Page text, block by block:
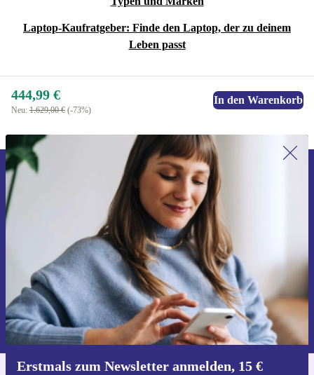
Laptop-Kaufratgeber: Finde den Laptop, der zu deinem
Leben passt
444,99 €
Neu: 1.629,00 € (-73%)
In den Warenkorb
Erstmals zum Newsletter anmelden, 15 €
Erstmals zum Newsletter anmelden,
15 € sparen!
Verpasse kein Angebot mehr.
Gutschein anfordern
Informationen über die Verwendung personenbezogener Daten findest
du in unsererDatenschutzerklärung.